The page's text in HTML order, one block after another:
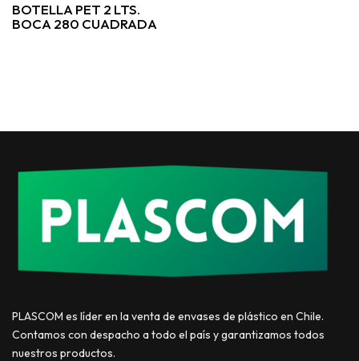
BOTELLA PET 2 LTS.
BOCA 280 CUADRADA
PLASCOM es líder en la venta de envases de plástico en Chile.
Contamos con despacho a todo el país y garantizamos todos
nuestros productos.